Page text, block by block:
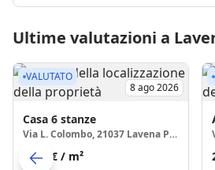
Ultime valutazioni a
VALUTATO
8 ago 2026
Casa 6 stanze
Via L. Colombo, 21037 Lavena Ponte Tresa
2076 € / m²